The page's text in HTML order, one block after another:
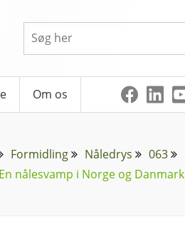
Om os
Formidling Nåledrys
063
nålesvamp i Norge og Danmark